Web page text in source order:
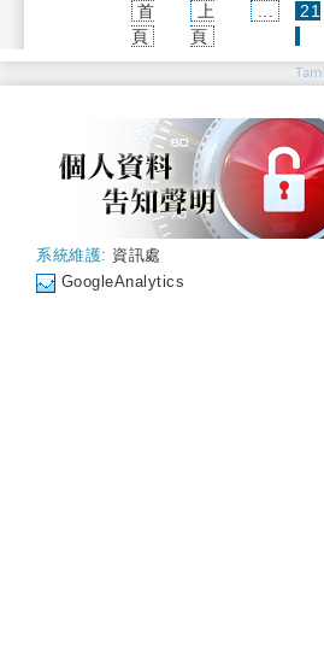
首
頁
上
頁
21
系統維護: 資訊處
GoogleAnalytics